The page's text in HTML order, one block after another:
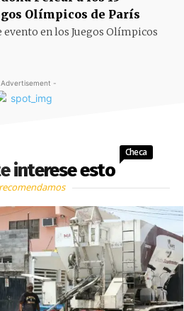
Olímpicos de París
en los Juegos Olímpicos
-
interese esto
Checa